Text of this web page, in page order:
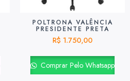
POLTRONA VALÊNCIA
PRESIDENTE PRETA
R$ 1.750,00
Comprar Pelo Whatsapp